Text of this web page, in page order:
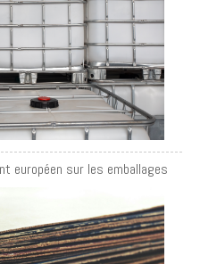
européen sur les emballages